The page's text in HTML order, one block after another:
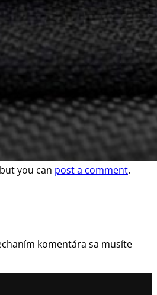
you can post a comment.
komentára sa musíte